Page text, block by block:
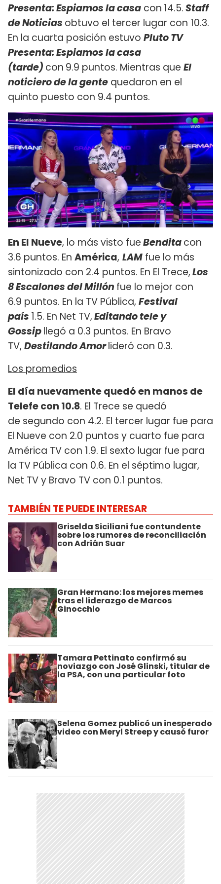
Presenta: Espiamos la casa con 14.5.Staff
de Noticias obtuvo el tercer lugar con 10.3​.
En la cuarta posición estuvo Pluto TV
Presenta: Espiamos la casa
(tarde) con 9.9 puntos. Mientras que El
noticiero de la gente quedaron en el
quinto puesto con 9.4 puntos.
En El Nueve, lo más visto fueBenditacon
3.6 puntos. En América, LAM fue lo más
sintonizado con 2.4 puntos. En El Trece,Los
8 Escalones del Millón fue lo mejor con
6.9 puntos. En la TV Pública, Festival
país 1.5. En Net TV,Editando tele y
Gossipllegó a 0.3 puntos. En Bravo
TV, Destilando Amorlideró con 0.3.
Los promedios
El día nuevamente quedó en manos de
Telefe con 10.8. El Trece se quedó
de segundo con 4.2. El tercer lugar fue para
El Nueve con 2.0 puntos y cuarto fue para
América TV con 1.9. El sexto lugar fue para
la TV Pública con 0.6. En el séptimo lugar,
Net TV y Bravo TV con 0.1 puntos.
TAMBIÉN TE PUEDE INTERESAR
Griselda Siciliani fue contundente
sobre los rumores de reconciliación
con Adrián Suar
Gran Hermano: los mejores memes
tras el liderazgo de Marcos
Ginocchio
Tamara Pettinato confirmó su
noviazgo con José Glinski, titular de
la PSA, con una particular foto
Selena Gomez publicó un inesperado
video con Meryl Streep y causó furor